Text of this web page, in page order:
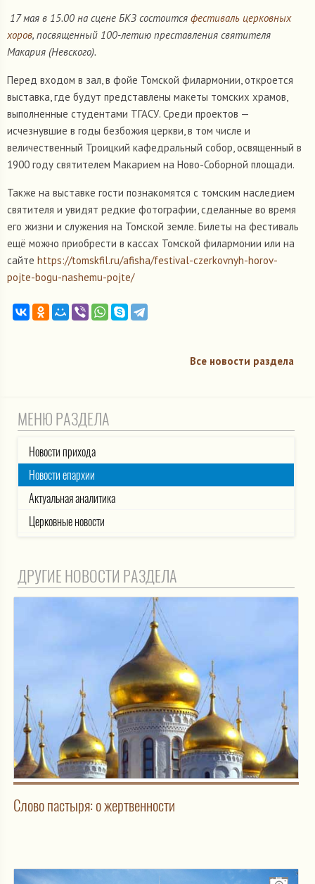
17 мая в 15.00 на сцене БКЗ состоится фестиваль церковных
хоров, посвященный 100-летию преставления святителя
Макария (Невского).
Перед входом в зал, в фойе Томской филармонии, откроется
выставка, где будут представлены макеты томских храмов,
выполненные студентами ТГАСУ. Среди проектов —
исчезнувшие в годы безбожия церкви, в том числе и
величественный Троицкий кафедральный собор, освященный в
1900 году святителем Макарием на Ново-Соборной площади.
Также на выставке гости познакомятся с томским наследием
святителя и увидят редкие фотографии, сделанные во время
его жизни и служения на Томской земле. Билеты на фестиваль
ещё можно приобрести в кассах Томской филармонии или на
сайте https://tomskfil.ru/afisha/festival-czerkovnyh-horov-
pojte-bogu-nashemu-pojte/
Все новости раздела
МЕНЮ РАЗДЕЛА
Новости прихода
Новости епархии
Актуальная аналитика
Церковные новости
ДРУГИЕ НОВОСТИ РАЗДЕЛА
Слово пастыря: о жертвенности